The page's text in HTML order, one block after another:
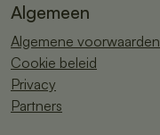
Algemeen
Algemene voorwaarden
Cookie beleid
Privacy
Partners